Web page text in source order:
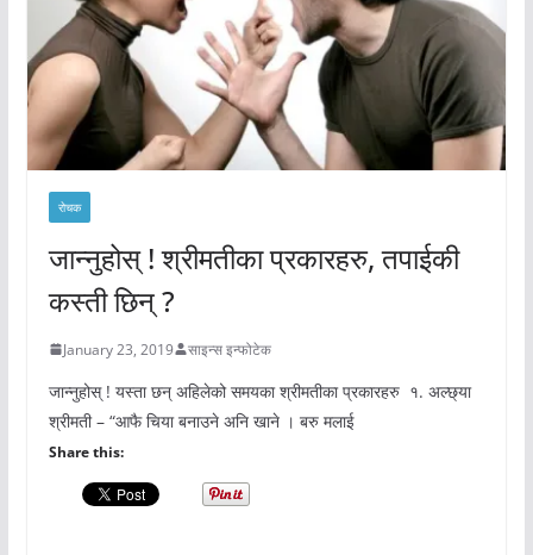
रोचक
जान्नुहोस् ! श्रीमतीका प्रकारहरु, तपाईकी
कस्ती छिन् ?
January 23, 2019 साइन्स इन्फोटेक
जान्नुहोस् ! यस्ता छन् अहिलेको समयका श्रीमतीका प्रकारहरु १. अल्छ्या
श्रीमती – “आफै चिया बनाउने अनि खाने । बरु मलाई
Share this: